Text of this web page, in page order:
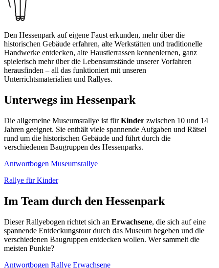
Den Hessenpark auf eigene Faust erkunden, mehr über die
historischen Gebäude erfahren, alte Werkstätten und traditionelle
Handwerke entdecken, alte Haustierrassen kennenlernen, ganz
spielerisch mehr über die Lebensumstände unserer Vorfahren
herausfinden – all das funktioniert mit unseren
Unterrichtsmaterialien und Rallyes.
Unterwegs im Hessenpark
Die allgemeine Museumsrallye ist fürKinder zwischen 10 und 14
Jahren geeignet. Sie enthält viele spannende Aufgaben und Rätsel
rund um die historischen Gebäude und führt durch die
verschiedenen Baugruppen des Hessenparks.
Antwortbogen Museumsrallye
Rallye für Kinder
Im Team durch den Hessenpark
Dieser Rallyebogen richtet sich an Erwachsene, die sich auf eine
spannende Entdeckungstour durch das Museum begeben und die
verschiedenen Baugruppen entdecken wollen. Wer sammelt die
meisten Punkte?
Antwortbogen Rallye Erwachsene